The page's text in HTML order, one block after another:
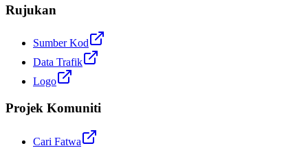
Rujukan
Sumber Kod
Data Trafik
Logo
Projek Komuniti
Cari Fatwa